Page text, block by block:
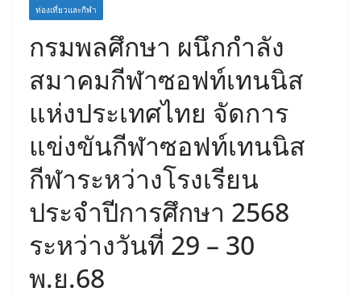
ท่องเที่ยวและกีฬา
กรมพลศึกษา ผนึกกำลัง
สมาคมกีฬาซอฟท์เทนนิส
แห่งประเทศไทย จัดการ
แข่งขันกีฬาซอฟท์เทนนิส
กีฬาระหว่างโรงเรียน
ประจำปีการศึกษา 2568
ระหว่างวันที่ 29 – 30
พ.ย.68